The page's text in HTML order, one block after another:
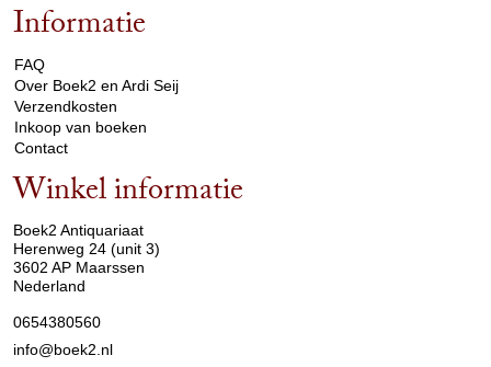
Informatie
FAQ
Over Boek2 en Ardi Seij
Verzendkosten
Inkoop van boeken
Contact
Winkel informatie
Boek2 Antiquariaat
Herenweg 24 (unit 3)
3602 AP Maarssen
Nederland
0654380560
info@boek2.nl